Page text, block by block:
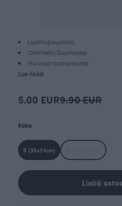
Luomupuuvillaa
Ommeltu Suomessa
Huivissa raakareunat
Lue lisää
5.00 EUR9.90 EUR
Koko
S (35x21cm)
Lisää